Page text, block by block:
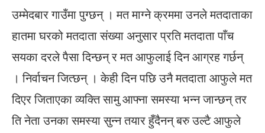
उम्मेदबार गाउँमा पुग्छन् । मत माग्ने क्रममा उनले मतदाताका
हातमा घरको मतदाता संख्या अनुसार प्रति मतदाता पाँच
सयका दरले पैसा दिन्छन् र मत आफुलाई दिन आग्रह गर्छन्
। निर्वाचन जित्छन् । केही दिन पछि उनै मतदाता आफुले मत
दिएर जिताएका व्यक्ति सामु आफ्ना समस्या भन्न जान्छन् तर
ति नेता उनका समस्या सुन्न तयार हुँदैनन् बरु उल्टै आफुले